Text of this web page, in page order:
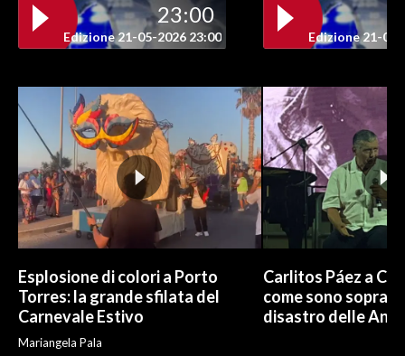
23:00
Edizione 21-05-2026 23:00 Edizione 21-05-
Esplosione di colori a Porto
Torres: la grande sfilata del
Carnevale Estivo
Mariangela Pala
Carlitos Páez a
come sono
disastro delle